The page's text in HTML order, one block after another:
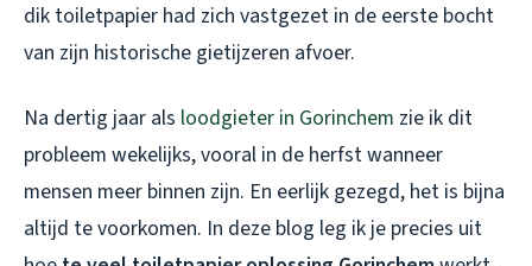
dik toiletpapier had zich vastgezet in de eerste bocht
van zijn historische gietijzeren afvoer.
Na dertig jaar als loodgieter in Gorinchem zie ik dit
probleem wekelijks, vooral in de herfst wanneer
mensen meer binnen zijn. En eerlijk gezegd, het is bijna
altijd te voorkomen. In deze blog leg ik je precies uit